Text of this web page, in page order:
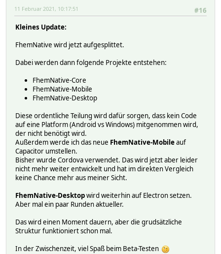
#16
11 Februar 2021, 10:17:51
Kleines Update:
FhemNative wird jetzt aufgesplittet.
Dabei werden dann folgende Projekte entstehen:
FhemNative-Core
FhemNative-Mobile
FhemNative-Desktop
Diese ordentliche Teilung wird dafür sorgen, dass kein Code
auf eine Platform (Android vs Windows) mitgenommen wird,
der nicht benötigt wird.
Außerdem werde ich das neue FhemNative-Mobileauf
Capacitor umstellen.
Bisher wurde Cordova verwendet. Das wird jetzt aber leider
nicht mehr weiter entwickelt und hat im direkten Vergleich
keine Chance mehr aus meiner Sicht.
FhemNative-Desktopwird weiterhin auf Electron setzen.
Aber mal ein paar Runden aktueller.
Das wird einen Moment dauern, aber die grudsätzliche
Struktur funktioniert schon mal.
In der Zwischenzeit, viel Spaß beim Beta-Testen